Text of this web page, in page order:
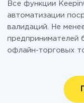
Все функции
автоматизации
валидаций. Не
предпринимателей
офлайн-торговых